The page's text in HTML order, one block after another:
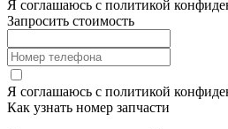
Я соглашаюсь с политикой
Запросить стоимость
Я соглашаюсь с политикой
Как узнать номер запчасти